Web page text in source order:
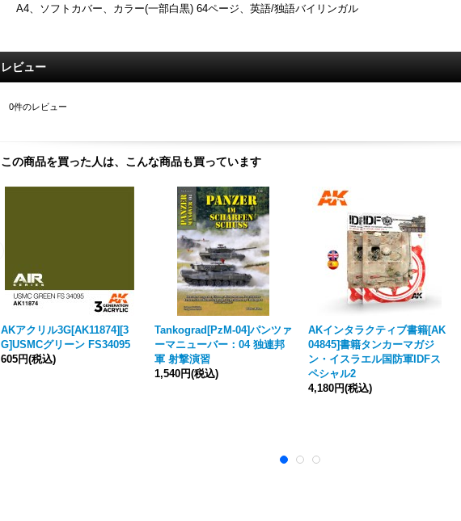
A4、ソフトカバー、カラー(一部白黒) 64ページ、英語/独語バイリンガル
レビュー
0件のレビュー
この商品を買った人は、こんな商品も買っています
AKアクリル3G[AK11874][3
G]USMCグリーン FS34095
605円(税込)
Tankograd[PzM-04]パンツァ
ーマニューバー：04 独連邦
軍 射撃演習
1,540円(税込)
AKインタラクティブ書籍[AK
04845]書籍タンカーマガジ
ン・イスラエル国防軍IDFス
ペシャル2
4,180円(税込)